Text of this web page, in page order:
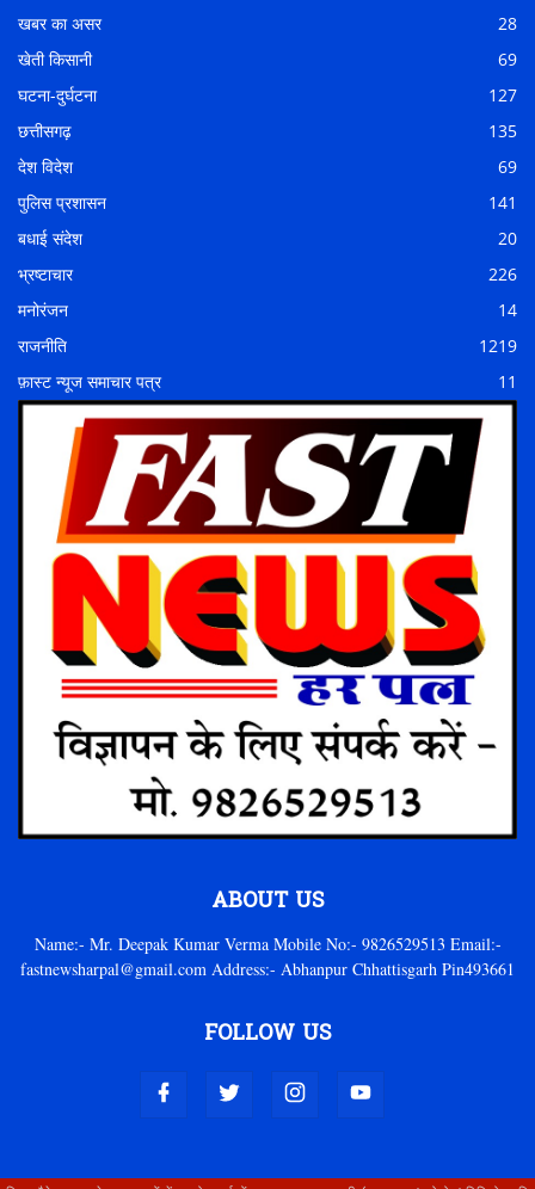
खबर का असर
28
खेती किसानी
69
घटना-दुर्घटना
127
छत्तीसगढ़
135
देश विदेश
69
पुलिस प्रशासन
141
बधाई संदेश
20
भ्रष्टाचार
226
मनोरंजन
14
राजनीति
1219
फ़ास्ट न्यूज समाचार पत्र
11
ABOUT US
Name:- Mr. Deepak Kumar Verma Mobile No:- 9826529513 Email:-
fastnewsharpal@gmail.com Address:- Abhanpur Chhattisgarh Pin493661
FOLLOW US